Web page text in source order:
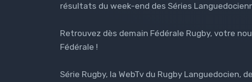
résultats du week-end des Séries
Retrouvez dès demain Fédérale Rugby, votre
Fédérale !
Série Rugby, la WebTv du Rugby Languedocien,